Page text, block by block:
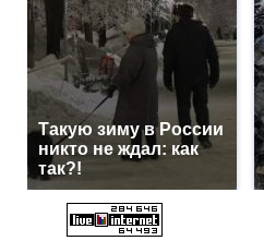
Такую зиму в России
никто не ждал: как
так?!